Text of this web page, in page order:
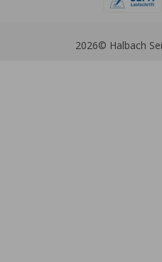
2026© Halbach